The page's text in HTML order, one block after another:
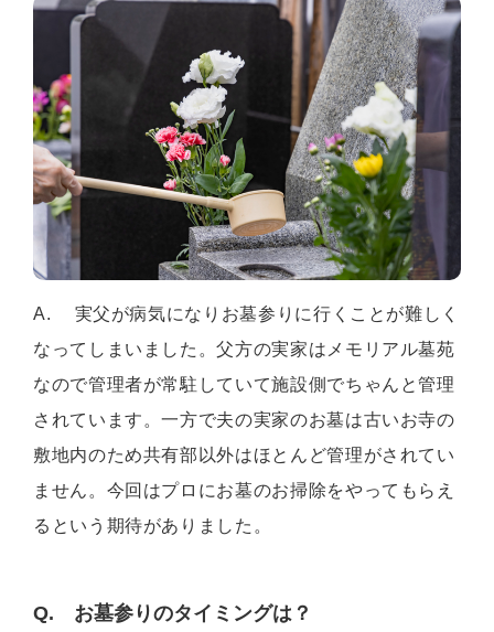
A. 実父が病気になりお墓参りに行くことが難しく
なってしまいました。父方の実家はメモリアル墓苑
なので管理者が常駐していて施設側でちゃんと管理
されています。一方で夫の実家のお墓は古いお寺の
敷地内のため共有部以外はほとんど管理がされてい
ません。今回はプロにお墓のお掃除をやってもらえ
るという期待がありました。
Q. お墓参りのタイミングは？